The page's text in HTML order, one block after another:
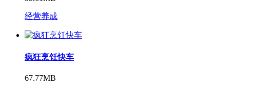
经营养成
疯狂烹饪快车
67.77MB